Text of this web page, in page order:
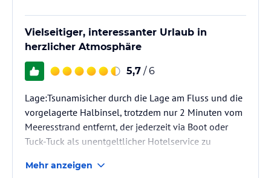
Vielseitiger, interessanter Urlaub in
herzlicher Atmosphäre
5,7 / 6
Lage:Tsunamisicher durch die Lage am Fluss und die
vorgelagerte Halbinsel, trotzdem nur 2 Minuten vom
Meeresstrand entfernt, der jederzeit via Boot oder
Tuck-Tuck als unentgeltlicher Hotelservice zu
Mehr anzeigen